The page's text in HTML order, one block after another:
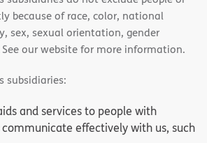
because of race, color, national
sex, sexual orientation, gender
our website for more information.
subsidiaries:
and services to people with
effectively with us, such